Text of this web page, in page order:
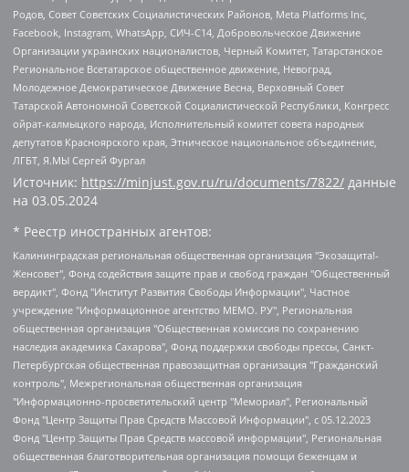
Родов, Совет Советских Социалистических Районов, Meta Platforms Inc,
Facebook, Instagram, WhatsApp, СИЧ-С14, Добровольческое Движение
Организации украинских националистов, Черный Комитет, Татарстанское
Региональное Всетатарское общественное движение, Невоград,
Молодежное Демократическое Движение Весна, Верховный Совет
Татарской Автономной Советской Социалистической Республики, Конгресс
ойрат-калмыцкого народа, Исполнительный комитет совета народных
депутатов Красноярского края, Этническое национальное объединение,
ЛГБТ, Я.МЫ Сергей Фургал
Источник: https://minjust.gov.ru/ru/documents/7822/ данные
на 03.05.2024
* Реестр иностранных агентов:
Калининградская региональная общественная организация "Экозащита!-Женсовет", Фонд содействия защите прав и свобод граждан "Общественный вердикт", Фонд "Институт Развития Свободы Информации", Частное учреждение "Информационное агентство МЕМО. РУ", Региональная общественная организация "Общественная комиссия по сохранению наследия академика Сахарова", Фонд поддержки свободы прессы, Санкт-Петербургская общественная правозащитная организация "Гражданский контроль", Межрегиональная общественная организация "Информационно-просветительский центр "Мемориал", Региональный Фонд "Центр Защиты Прав Средств Массовой Информации", с 05.12.2023 Фонд "Центр Защиты Прав Средств массовой информации", Региональная общественная благотворительная организация помощи беженцам и мигрантам "Гражданское содействие", Негосударственное образовательное учреждение дополнительного профессионального образования (повышение квалификации) специалистов "АКАДЕМИЯ ПО ПРАВАМ ЧЕЛОВЕКА", Свердловская региональная общественная организация "Сутяжник", Автономная некоммерческая организация "Центр независимых социологических исследований", Союз общественных объединений "Российский исследовательский центр по правам человека", Региональное общественное учреждение научно-информационный центр "МЕМОРИАЛ", Некоммерческая организация "Фонд защиты гласности", Автономная некоммерческая организация "Институт прав человека", Городская общественная организация "Екатеринбургское общество "МЕМОРИАЛ", Городская общественная организация "Рязанское историко-просветительское и правозащитное общество "Мемориал" (Рязанский Мемориал), Челябинский региональный орган общественной самодеятельности – женское общественное объединение "Женщины Евразии", Челябинский региональный орган общественной самодеятельности "Уральская правозащитная группа", Фонд содействия защите здоровья и социальной справедливости имени Андрея Рылькова, Автономная Некоммерческая Организация "Аналитический Центр Юрия Левады", Автономная некоммерческая организация социальной поддержки населения "Проект Апрель", Региональная общественная организация помощи женщинам и детям, находящимся в кризисной ситуации "Информационно-методический центр "Анна", Фонд содействия развитию массовых коммуникаций и правовому просвещению "Так-так-Так", Фонд содействия устойчивому развитию "Серебряная тайга", Свердловский региональный общественный фонд социальных проектов "Новое время", "Idel.Реалии", Кавказ.Реалии, Крым.Реалии, Телеканал Настоящее Время, Татаро-башкирская служба Радио Свобода (Azatliq Radiosi), Радио Свободная Европа/Радио Свобода (PCE/PC), "Сибирь.Реалии", "Фактограф", Благотворительный фонд помощи осужденным и их семьям, Автономная некоммерческая организация "Институт глобализации и социальных движений", Фонд "В защиту прав заключенных", Частное учреждение "Центр поддержки и содействия развитию средств массовой информации", Пензенский региональный общественный благотворительный фонд "Гражданский союз", "Север.Реалии", Некоммерческая организация Фонд "Правовая инициатива", Общество с ограниченной ответственностью "Радио Свободная Европа/Радио Свобода", Чешское информационное агентство "MEDIUM-ORIENT", Красноярская региональная общественная организация "Мы против СПИДа", Камалягин Денис Николаевич, Маркелов Сергей Евгеньевич, Пономарев Лев Александрович, Савицкая Людмила Алексеевна, Автономная некоммерческая организация "Центр по работе с проблемой насилия "НАСИЛИЮ.НЕТ", Межрегиональный профессиональный союз работников здравоохранения "Альянс врачей", Юридическое лицо, зарегистрированное в Латвийской Республике, SIA "Medusa Project" (регистрационный номер 40103797863, дата регистрации 10.06.2014), Некоммерческая организация "Фонд по борьбе с коррупцией", Автономная некоммерческая организация "Институт права и публичной политики", Баданин Роман Сергеевич, Гликин Максим Александрович, Железнова Мария Михайловна, Лукьянова Юлия Сергеевна, Маетная Елизавета Витальевна, Маняхин Петр Борисович, Чуракова Ольга Владимировна, Ярош Юлия Петровна, Юридическое лицо "The Insider SIA", зарегистрированное в Риге, Латвийская Республика (дата регистрации 26.06.2015), являющееся администратором доменного имени интернет-издания "The Insider SIA", https://theins.ru, Постернак Алексей Евгеньевич, Рубин Михаил Аркадьевич, Анин Роман Александрович, Юридическое лицо Istories fonds, зарегистрированное в Латвийской Республике (регистрационный номер 50008295751, дата регистрации 24.02.2020), Великовский Дмитрий Александрович, Долинина Ирина Николаевна, Мароховская Алеся Алексеевна, Шлейнов Роман Юрьевич, Шмагун Олеся Валентиновна, Общество с ограниченной ответственностью "Альтаир 2021", Общество с ограниченной ответственностью "Вега 2021", Общество с ограниченной ответственностью "Главный редактор 2021", Общество с ограниченной ответственностью "Ромашки монолит", Важенков Артем Валерьевич, Ивановская областная общественная организация "Центр гендерных исследований", Гурман Юрий Альбертович, Медиапроект "ОВД-Инфо", Егоров Владимир Владимирович, Жилинский Владимир Александрович, Общество с ограниченной ответственностью "ЗП", Иванова София Юрьевна, Карезина Инна Павловна, Кильтау Екатерина Викторовна, Петров Алексей Викторович, Пискунов Сергей Евгеньевич, Смирнов Сергей Сергеевич, Тихонов Михаил Сергеевич, Общество с ограниченной ответственностью "ЖУРНАЛИСТ-ИНОСТРАННЫЙ АГЕНТ", Арапова Галина Юрьевна, Вольтская Татьяна Анатольевна, Американская компания "Mason G.E.S. Anonymous Foundation" (США), являющаяся владельцем интернет-издания https://mnews.world/, Компания "Stichting Bellingcat", зарегистрированная в Нидерландах (дата регистрации 11.07.2018), Захаров Андрей Вячеславович, Клепиковская Екатерина Дмитриевна, Общество с ограниченной ответственностью "МЕМО", Перл Роман Александрович, Симонов Евгений Алексеевич, Соловьева Елена Анатольевна, Сотников Даниил Владимирович, Сурначева Елизавета Дмитриевна, Автономная некоммерческая организация по защите прав человека и информированию населения "Якутия – Наше Мнение", Общество с ограниченной ответственностью "Москоу диджитал медиа", с 26.01.2023 Общество с ограниченной ответственностью "Чайка Белые сады", Ветошкина Валерия Валерьевна, Заговора Максим Александрович, Межрегиональное общественное движение "Российская ЛГБТ - сеть", Оленичев Максим Владимирович, Павлов Иван Юрьевич, Скворцова Елена Сергеевна, Общество с ограниченной ответственностью "Как бы инагент", Кочетков Игорь Викторович, Общество с ограниченной ответственностью "Честные выборы", Еланчик Олег Александрович, Общество с ограниченной ответственностью "Нобелевский призыв", Гималова Регина Эмилевна, Григорьев Андрей Валерьевич, Григорьева Алина Александровна, Ассоциация по содействию защите прав призывников, альтернативнослужащих и военнослужащих "Правозащитная группа "Гражданин.Армия.Право", Хисамова Регина Фаритовна, Автономная некоммерческая организация по реализации социально-правовых программ "Лилит", Дальневосточное общественное движение "Маяк", Санкт-Петербургская ЛГБТ-инициативная группа "Выход", Инициативная группа ЛГБТ+ "Реверс", Алексеев Андрей Викторович, Бекбулатова Таисия Львовна, Беляев Иван Михайлович, Владыкина Елена Сергеевна, Гельман Марат Александрович, Никульшина Вероника Юрьевна, Толоконникова Надежда Андреевна, Шендерович Виктор Анатольевич, Общество с ограниченной ответственностью "Данное сообщение", Общество с ограниченной ответственностью Издательский дом "Новая глава", Айнбиндер Александра Александровна, Московский комьюнити-центр для ЛГБТ+инициатив, Благотворительный фонд развития филантропии, Deutsche Welle (Германия, Kurt-Schumacher-Strasse 3, 53113 Bonn), Борзунова Мария Михайловна, Воробьев Виктор Викторович, Голубева Анна Львовна, Константинова Алла Михайловна, Малкова Ирина Владимировна, Мурадов Мурад Абдулгалимович, Осетинская Елизавета Николаевна, Понасенков Евгений Николаевич, Ганапольский Матвей Юрьевич, Киселев Евгений Алексеевич, Борухович Ирина Григорьевна, Дремин Иван Тимофеевич, Дубровский Дмитрий Викторович, Красноярская региональная общественная организация поддержки и развития альтернативных образовательных технологий и межкультурных коммуникаций "ИНТЕРРА", Маяковская Екатерина Алексеевна, Фейгин Марк Захарович, Филимонов Андрей Викторович, Дзугкоева Регина Николаевна, Доброхотов Роман Александрович, Дудь Юрий Александрович, Елкин Сергей Владимирович, Кругликов Кирилл Игоревич, Сабунаева Мария Леонидовна, Семенов Алексей Владимирович, Шаинян Карен Багратович, Шульман Екатерина Михайловна, Асафьев Артур Валерьевич, Вахштайн Виктор Семенович, Венедиктов Алексей Алексеевич, Лушникова Екатерина Евгеньевна, Волков Леонид Михайлович, Невзоров Александр Глебович, Пархоменко Сергей Борисович, Сироткин Ярослав Николаевич, Кара-Мурза Владимир Владимирович, Баранова Наталья Владимировна, Гозман Леонид Яковлевич, Кагарлицкий Борис Юльевич, Климарев Михаил Валерьевич, Милов Владимир Станиславович, Автономная некоммерческая организация Краснодарский центр современного искусства "Типография", Моргенштерн Алишер Тагирович, Соболь Любовь Эдуардовна, Общество с ограниченной ответственностью "ЛИЗА НОРМ", Каспаров Гарри Кимович, Ходорковский Михаил Борисович, Общество с ограниченной ответственностью "Апрельские тезисы", Данилович Ирина Брониславовна, Кашин Олег Владимирович, Петров Николай Владимирович, Пивоваров Алексей Владимирович, Соколов Михаил Владимирович, Цветкова Юлия Владимировна, Чичваркин Евгений Александрович, Комитет против пыток/Команда против пыток, Общество с ограниченной ответственностью "Первый научный", Общество с ограниченной ответственностью "Вертолет и ко", Белоцерковская Вероника Борисовна, Кац Максим Евгеньевич, Лазарева Татьяна Юрьевна, Шаведдинов Руслан Табризович, Яшин Илья Валерьевич, Общество с ограниченной ответственностью "Иноагент ААВ", Алешковский Дмитрий Петрович, Альбац Евгения Марковна, Быков Дмитрий Львович, Галямина Юлия Евгеньевна, Лойко Сергей Леонидович, Мартынов Кирилл Константинович, Медведев Сергей Александрович, Крашенинников Федор Геннадиевич, Гордеева Катерина Вл